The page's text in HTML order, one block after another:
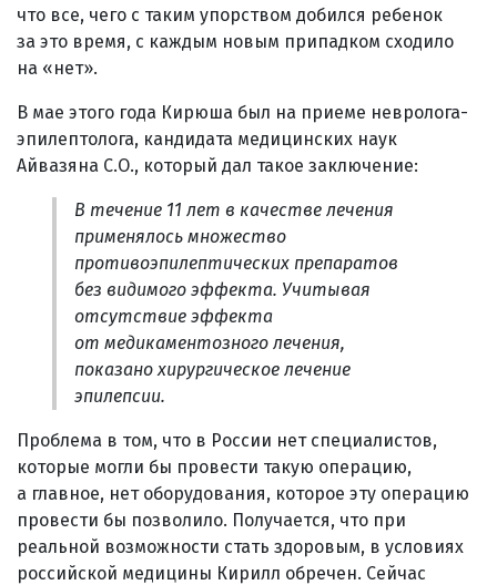
что все, чего с таким упорством добился ребенок
за это время, с каждым новым припадком сходило
на «нет».
В мае этого года Кирюша был на приеме невролога-
эпилептолога, кандидата медицинских наук
Айвазяна С.О., который дал такое заключение:
В течение 11 лет в качестве лечения
применялось множество
противоэпилептических препаратов
без видимого эффекта. Учитывая
отсутствие эффекта
от медикаментозного лечения,
показано хирургическое лечение
эпилепсии.
Проблема в том, что в России нет специалистов,
которые могли бы провести такую операцию,
а главное, нет оборудования, которое эту операцию
провести бы позволило. Получается, что при
реальной возможности стать здоровым, в условиях
российской медицины Кирилл обречен. Сейчас